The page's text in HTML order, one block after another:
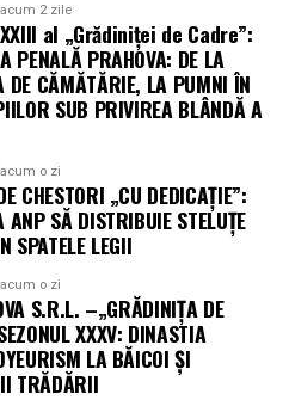
și pentru a descrie
sau controlul intruziv al
menționată în cazul
să rezolve probleme oficiale,
monitorizeze viața altora în
pe furiș” cu scopul de a
(sexual, de control
altei persoane.
acum 2 zile
al „Grădiniței de Cadre”:
PENALĂ PRAHOVA: DE LA
DE CĂMĂTĂRIE, LA PUMNI ÎN
SUB PRIVIREA BLÂNDĂ A
acum o zi
CHESTORI „CU DEDICAȚIE”:
ANP SĂ DISTRIBUIE STELUȚE
SPATELE LEGII
acum o zi
S.R.L. –„GRĂDINIȚA DE
XXXV: DINASTIA
LA BĂICOI ȘI
TRĂDĂRII